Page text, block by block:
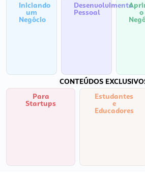
Iniciando
um
Negócio
Desenvolvimento
Pessoal o
CONTEÚDOS
Para
Startups
Estudantes
e
Educadores